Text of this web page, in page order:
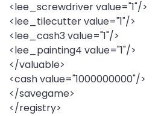
<lee_screwdriver value="1"/>
<lee_tilecutter value="1"/>
<lee_cash3 value="1"/>
<lee_painting4 value="1"/>
</valuable>
<cash value="1000000000"/>
</savegame>
</registry>